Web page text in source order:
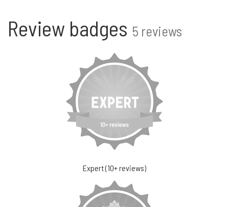
Review badges 5 reviews
Expert (10+ reviews)